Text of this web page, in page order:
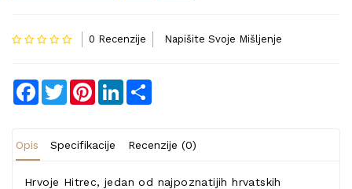
0 Recenzije Napišite Svoje Mišljenje
Facebook
TwitterPinterestLinkedIn
Opis Specifikacije Recenzije (0)
Hrvoje Hitrec, jedan od najpoznatijih hrvatskih